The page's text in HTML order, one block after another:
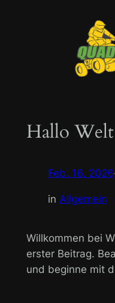
Hallo
Feb. 16, 2026
in Allgemein
Willkommen bei
erster Beitrag.
und beginne mit